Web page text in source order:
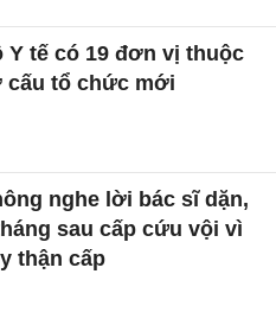
Y tế có 19 đơn vị thuộc
cấu tổ chức mới
nghe lời bác sĩ dặn,
sau cấp cứu vội vì
thận cấp